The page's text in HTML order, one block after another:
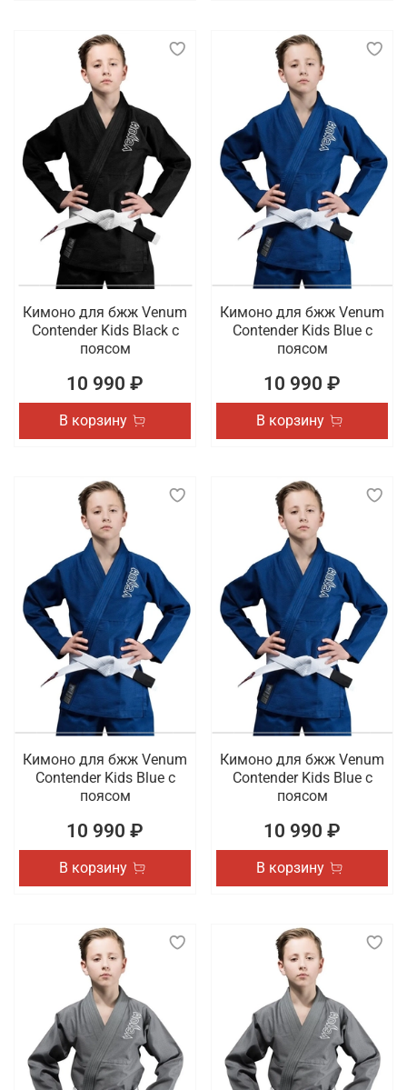
Кимоно для бжж Venum
Contender Kids Black с
поясом
10 990 ₽
В корзину
Кимоно для бжж Venum
Contender Kids Blue с
поясом
10 990 ₽
В корзину
Кимоно для бжж Venum
Contender Kids Blue с
поясом
10 990 ₽
В корзину
Кимоно для бжж Venum
Contender Kids Blue с
поясом
10 990 ₽
В корзину